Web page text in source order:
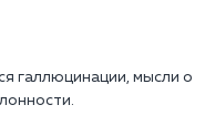
галлюцинации, мысли о